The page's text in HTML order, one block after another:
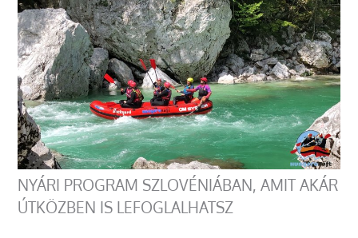
NYÁRI PROGRAM SZLOVÉNIÁBAN, AMIT AKÁR
ÚTKÖZBEN IS LEFOGLALHATSZ